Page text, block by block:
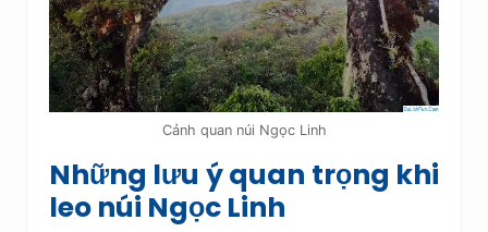
Cảnh quan núi Ngọc Linh
Những lưu ý quan trọng khi
leo núi Ngọc Linh